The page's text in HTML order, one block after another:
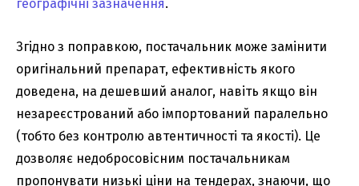
географічні зазначення.
Згідно з поправкою, постачальник може замінити
оригінальний препарат, ефективність якого
доведена, на дешевший аналог, навіть якщо він
незареєстрований або імпортований паралельно
(тобто без контролю автентичності та якості). Це
дозволяє недобросовісним постачальникам
пропонувати низькі ціни на тендерах, знаючи, що